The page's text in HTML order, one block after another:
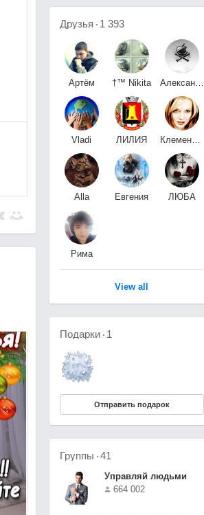
Друзья 1 393
Артём
†™ Nikita
Александр
Vladi
ЛИЛИЯ
Клементия
Alla
Евгения
ЛЮБА
Рима
View all
Подарки 1
Отправить подарок
Группы 41
Управляй людьми
664 002